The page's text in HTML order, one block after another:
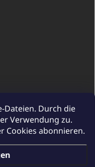
Dateien. Durch die
Verwendung zu.
Cookies abonnieren.
UNICATO.hu